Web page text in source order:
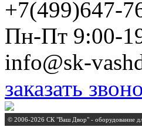
+7(499)647-
Пн-Пт 9:00-
info@sk-
заказать
© 2006-2026 СК "Ваш Двор" - оборудование